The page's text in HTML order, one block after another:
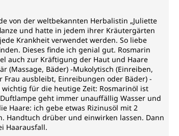
von der weltbekannten Herbalistin „Juliette
und hatte in jedem ihrer Kräutergärten
Krankheit verwendet werden. So liebe
Dieses finde ich genial gut. Rosmarin
auch zur Kräftigung der Haut und Haare
(Massage, Bäder) -Mukolytisch (Einreiben,
ausbleibt, Einreibungen oder Bäder) -
für die heutige Zeit: Rosmarinöl ist
geht immer unauffällig Wasser und
Haare: ich gebe etwas Rizinusöl mit 2
Handtuch drüber und einwirken lassen. Dann
Haarausfall.